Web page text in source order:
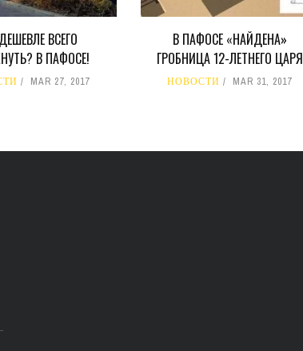
ВСЕГО
В ПАФОСЕ!
MAR 27, 2017
В ПАФОСЕ «НАЙДЕНА»
ГРОБНИЦА 12-ЛЕТНЕГО ЦАРЯ
НОВОСТИ MAR 31, 2017